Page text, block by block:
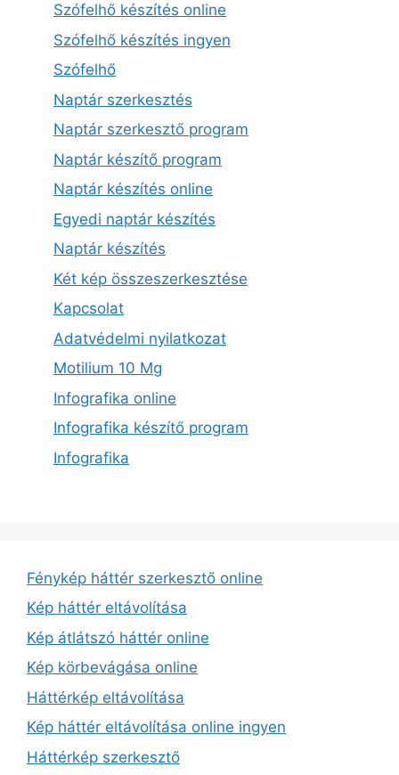
Szófelhő készítés online
Szófelhő készítés ingyen
Szófelhő
Naptár szerkesztés
Naptár szerkesztő program
Naptár készítő program
Naptár készítés online
Egyedi naptár készítés
Naptár készítés
Két kép összeszerkesztése
Kapcsolat
Adatvédelmi nyilatkozat
Motilium 10 Mg
Infografika online
Infografika készítő program
Infografika
Fénykép háttér szerkesztő online
Kép háttér eltávolítása
Kép átlátszó háttér online
Kép körbevágása online
Háttérkép eltávolítása
Kép háttér eltávolítása online ingyen
Háttérkép szerkesztő